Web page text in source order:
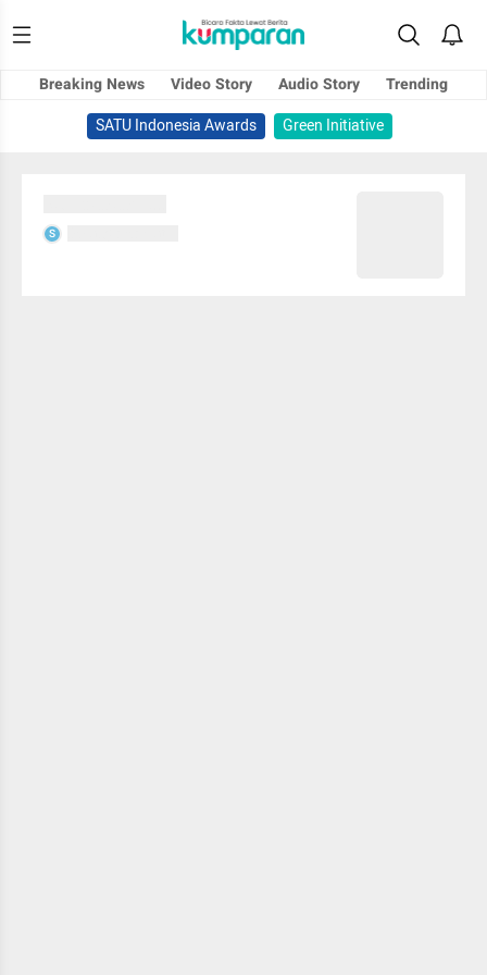
Breaking News Video Story Audio Story
Trending
SATU Indonesia Awards
Green Initiative
S